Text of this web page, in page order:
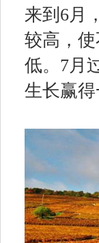
来到6月
较高，
低。7月
生长赢得